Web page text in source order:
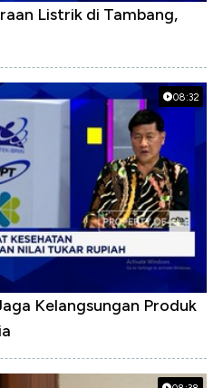
Listrik di Tambang,
08:32
Kelangsungan Produk